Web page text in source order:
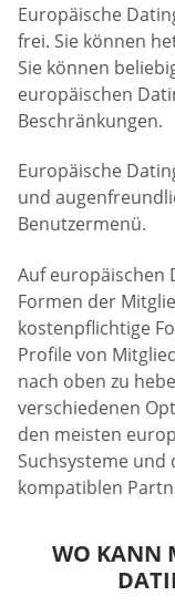
Europäische
frei. Sie können
Sie können
europäischen
Beschränkungen.
Europäische
und
Benutzermenü.
Auf europäischen
Formen der
kostenpflichtige
Profile von
nach oben zu
verschiedenen
den meisten
Suchsysteme und
kompatiblen
WO KANN